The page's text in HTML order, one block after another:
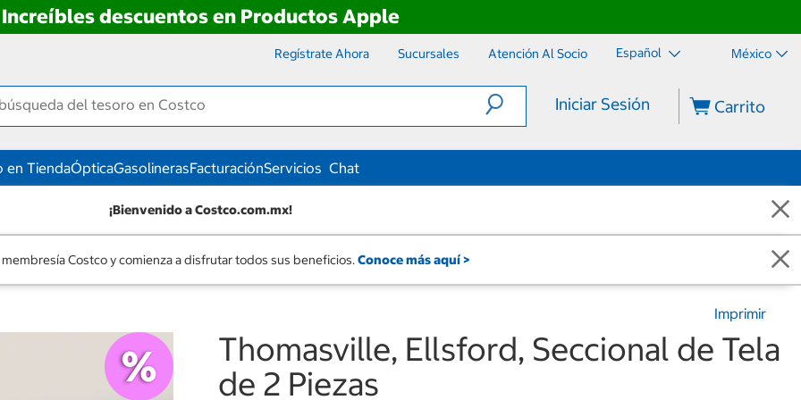
Increíbles descuentos en Productos Apple
Regístrate Ahora Sucursales Atención Al Socio Español México
Iniciar Sesión Carrito
en TiendaÓpticaGasolinerasFacturaciónServicios Chat
¡Bienvenido a Costco.com.mx!
Costco y comienza a disfrutar todos sus beneficios. Conoce más aquí >
Imprimir
Thomasville, Ellsford, Seccional de Tela
de 2 Piezas